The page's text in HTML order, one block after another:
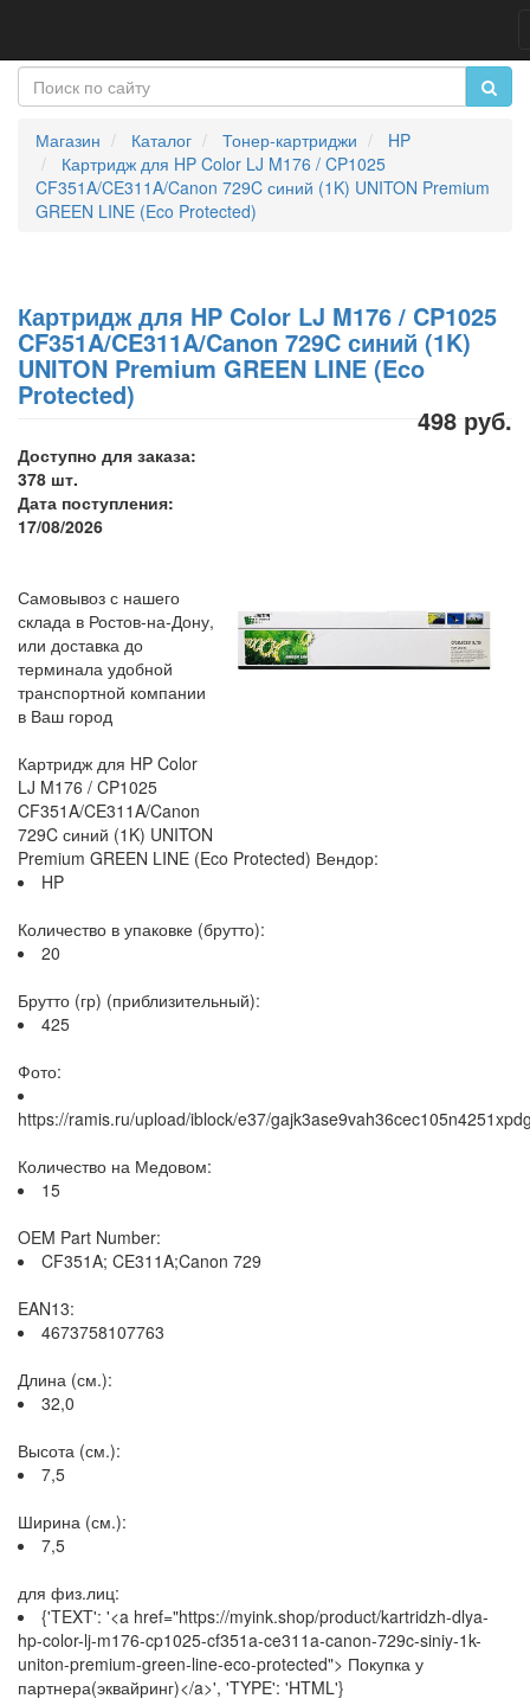
Магазин Каталог Тонер-картриджи
HP
Картридж для HP Color LJ M176 / CP1025
CF351A/CE311A/Canon 729C синий (1K) UNITON Premium
GREEN LINE (Eco Protected)
Картридж для HP Color LJ M176 / CP1025
CF351A/CE311A/Canon 729C синий (1K)
UNITON Premium GREEN LINE (Eco
Protected)
498 руб.
Доступно для заказа:
378 шт.
Дата поступления:
17/08/2026
Самовывоз с нашего
склада в Ростов-на-Дону,
или доставка до
терминала удобной
транспортной компании
в Ваш город
Картридж для HP Color
LJ M176 / CP1025
CF351A/CE311A/Canon
729C синий (1K) UNITON
Premium GREEN LINE (Eco Protected) Вендор:
HP
Количество в упаковке (брутто):
20
Брутто (гр) (приблизительный):
425
Фото:
https://ramis.ru/upload/iblock/e37/
Количество на Медовом:
15
OEM Part Number:
CF351A; CE311A;Canon 729
EAN13:
4673758107763
Длина (см.):
32,0
Высота (см.):
7,5
Ширина (см.):
7,5
для физ.лиц:
{'TEXT': '<a href="https://myink.shop/product/kartridzh-dlya-
hp-color-lj-m176-cp1025-cf351a-ce311a-canon-729c-siniy-1k-
uniton-premium-green-line-eco-protected"> Покупка у
партнера(эквайринг)</a>', 'TYPE': 'HTML'}